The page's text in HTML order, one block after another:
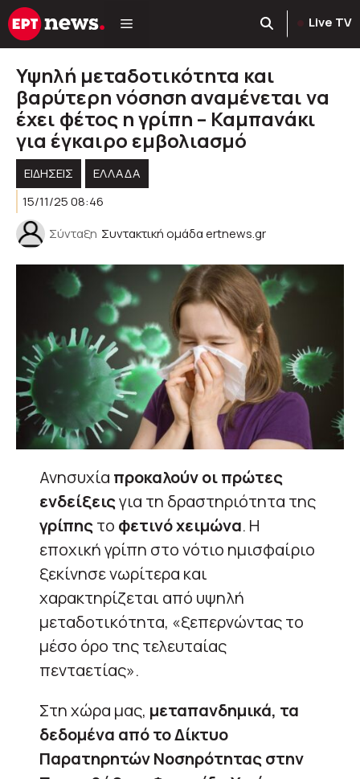
Μετάβαση
σε
Live TV
Υψηλή μεταδοτικότητα και
βαρύτερη νόσηση αναμένεται να
έχει φέτος η γρίπη – Καμπανάκι
για έγκαιρο εμβολιασμό
ΕΙΔΗΣΕΙΣ
ΕΛΛΑΔΑ
15/11/25 08:46
Σύνταξη Συντακτική ομάδα ertnews.gr
Ανησυχία προκαλούν οι πρώτες
ενδείξειςγια τη δραστηριότητα της
γρίπηςτο φετινό χειμώνα. Η
εποχική γρίπη στο νότιο ημισφαίριο
ξεκίνησε νωρίτερα και
χαρακτηρίζεται από υψηλή
μεταδοτικότητα, «ξεπερνώντας το
μέσο όρο της τελευταίας
πενταετίας».
Στη χώρα μας, μεταπανδημικά, τα
δεδομένα από το Δίκτυο
Παρατηρητών Νοσηρότητας στην